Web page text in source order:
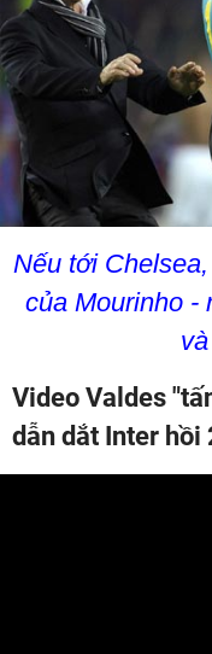
Nếu tới
của Mourinho -
Video Valdes
dẫn dắt Inter hồi